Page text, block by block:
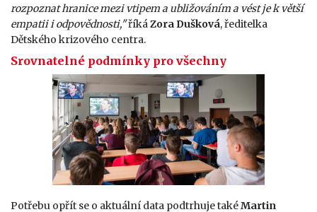
rozpoznat hranice mezi vtipem a ubližováním a vést je k větší
empatii i odpovědnosti,"říkáZora Dušková, ředitelka
Dětského krizového centra.
Srovnatelné podmínky pro všechny
Potřebu opřít se o aktuální data podtrhuje takéMartin